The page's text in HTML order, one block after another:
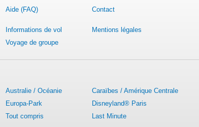
Aide (FAQ) Contact
Informations de vol
Mentions légales
Voyage de groupe
Australie / Océanie
Caraïbes / Amérique Centrale
Europa-Park
Disneyland® Paris
Tout compris Last Minute